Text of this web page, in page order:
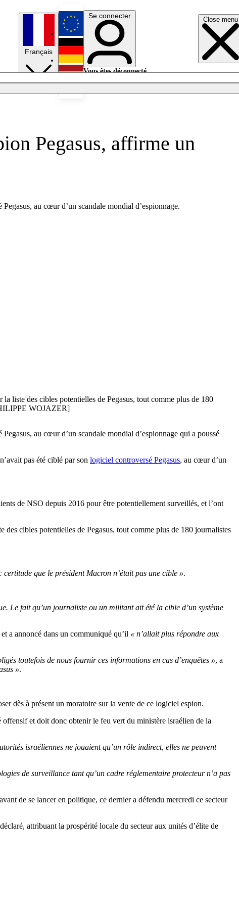
Close menu
Français
English
Deutsch
Se connecter
Vous êtes déconnecté.
Pegasus, affirme un
au cœur d’un scandale mondial d’espionnage.
liste des cibles potentielles de Pegasus, tout comme plus de 180
WOJAZER]
au cœur d’un scandale mondial d’espionnage qui a poussé
n’avait pas été ciblé par son logiciel controversé Pegasus, au cœur d’un
de NSO depuis 2016 pour être potentiellement surveillés, et l’ont
cibles potentielles de Pegasus, tout comme plus de 180 journalistes
certitude que le président Macron n’était pas une cible ».
Le fait qu’un journaliste ou un militant ait été la cible d’un système
et a annoncé dans un communiqué qu’il « n’allait plus répondre aux
toutefois de nous fournir ces informations en cas d’enquêtes », a
».
dès à présent un moratoire sur la vente de ce logiciel espion.
offensif et doit donc obtenir le feu vert du ministère israélien de la
israéliennes ne jouaient qu’un rôle indirect, elles ne peuvent
de surveillance tant qu’un cadre réglementaire protecteur n’a pas
de se lancer en politique, ce dernier a défendu mercredi ce secteur
attribuant la prospérité locale du secteur aux unités d’élite de